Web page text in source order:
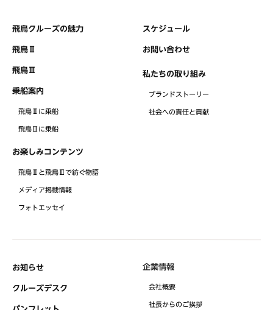
飛鳥クルーズの魅力
飛鳥Ⅱ
飛鳥Ⅲ
乗船案内
飛鳥Ⅱに乗船
飛鳥Ⅲに乗船
お楽しみコンテンツ
飛鳥Ⅱと飛鳥Ⅲで紡ぐ物語
メディア掲載情報
フォトエッセイ
スケジュール
お問い合わせ
私たちの取り組み
ブランドストーリー
社会への責任と貢献
お知らせ
クルーズデスク
企業情報
会社概要
社⻑からのご挨拶